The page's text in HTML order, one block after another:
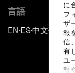
に
フ
ザ
報
信
有
ユ
報
言語
EN ▪ES▪中文▪ 日本語